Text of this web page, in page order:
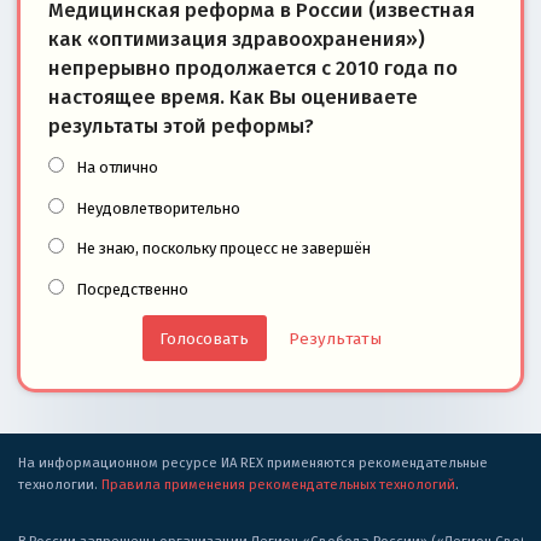
Медицинская реформа в России (известная
как «оптимизация здравоохранения»)
непрерывно продолжается с 2010 года по
настоящее время. Как Вы оцениваете
результаты этой реформы?
На отлично
Неудовлетворительно
Не знаю, поскольку процесс не завершён
Посредственно
Результаты
На информационном ресурсе ИА REX применяются рекомендательные
технологии. Правила применения рекомендательных технологий.